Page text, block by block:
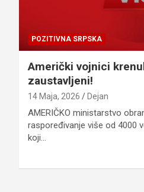
POZITIVNA SRPSKA
Američki vojnici
zaustavljeni!
14 Maja, 2026 Dejan
AMERIČKO ministarstvo
raspoređivanje više od 4000
koji…